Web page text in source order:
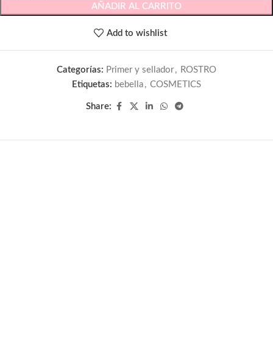
AÑADIR AL CARRITO
Add to wishlist
Categorías: Primer y sellador , ROSTRO
Etiquetas: bebella , COSMETICS
Share: